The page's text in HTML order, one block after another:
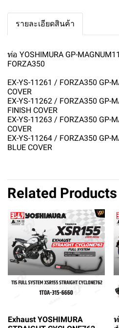
รายละเอียดสินค้า
ท่อ YOSHIMURA GP-
FORZA350
EX-YS-11261 / FORZA350 GP-
COVER
EX-YS-11262 / FORZA350 GP-
FINISH COVER
EX-YS-11263 / FORZA350 GP-
COVER
EX-YS-11264 / FORZA350 GP-
BLUE COVER
Related Products
Exhaust YOSHIMURA